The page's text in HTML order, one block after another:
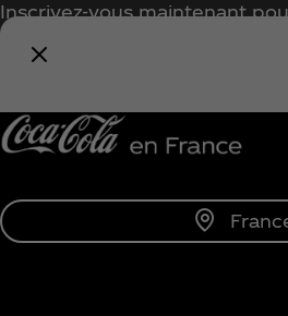
Inscrivez-vous maintenant